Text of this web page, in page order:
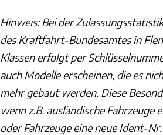
Hinweis: Bei der
des Kraftfahrt-Bundesamtes in
Klassen erfolgt per
auch Modelle erscheinen, die es
mehr gebaut werden. Diese
wenn z.B. ausländische
oder Fahrzeuge eine neue Ident-